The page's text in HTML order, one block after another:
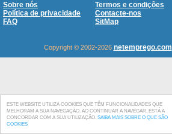
ESTE WEBSITE UTILIZA COOKIES QUE TÊM FUNCIONALIDADES QUE
MELHORAM A SUA NAVEGAÇÃO. AO CONTINUAR A NAVEGAR, ESTÁ A
CONCORDAR COM A SUA UTILIZAÇÃO. SAIBA MAIS SOBRE O QUE SÃO
COOKIES
Sobre nós
Termos e condições
Política de privacidade
Contacte-nos
FAQ
SitMap
Copyright © 2002-2026 netemprego.com